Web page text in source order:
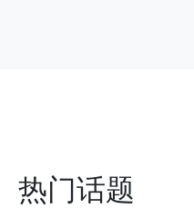
热门话题